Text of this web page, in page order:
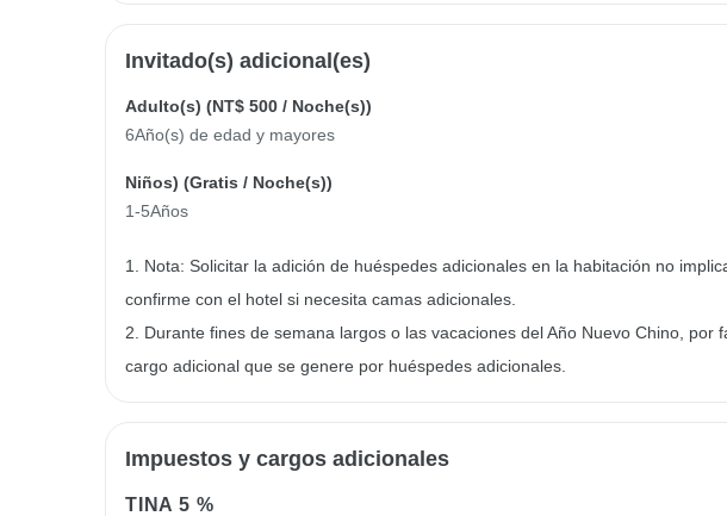
Invitado(s) adicional(es)
Adulto(s) (NT$ 500 / Noche(s))
6Año(s) de edad y mayores
Niños) (Gratis / Noche(s))
1-5Años
1. Nota: Solicitar la adición de huéspedes adicionales en la habitación no
confirme con el hotel si necesita camas adicionales.
2. Durante fines de semana largos o las vacaciones del Año Nuevo Chino, por
cargo adicional que se genere por huéspedes adicionales.
Impuestos y cargos adicionales
TINA 5 %